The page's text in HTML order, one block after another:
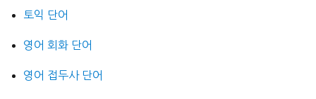
토익 단어
영어 회화 단어
영어 접두사 단어